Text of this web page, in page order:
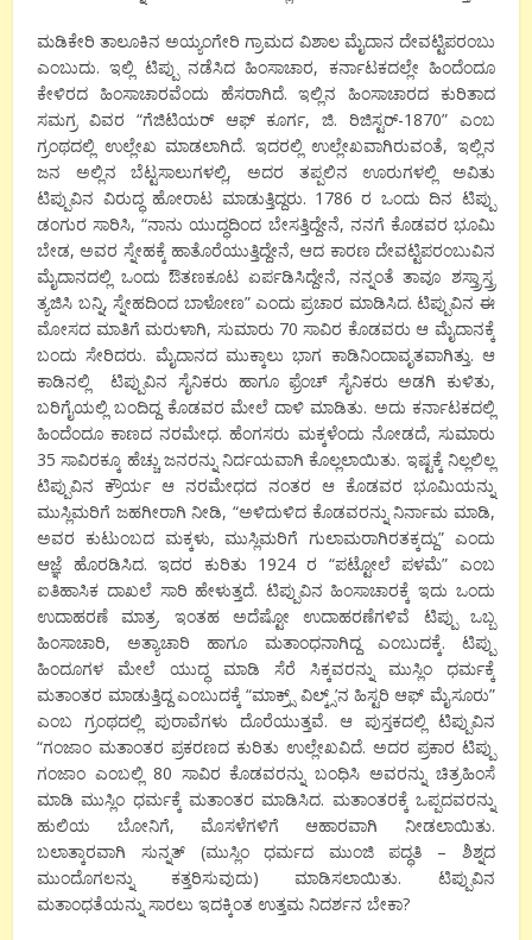
ಮಡಿಕೇರಿ ತಾಲೂಕಿನ ಅಯ್ಯಂಗೇರಿ ಗ್ರಾಮದ ವಿಶಾಲ ಮೈದಾನ ದೇವಟ್ಟಿಪರಂಬು
ಎಂಬುದು. ಇಲ್ಲಿ ಟಿಪ್ಪು ನಡೆಸಿದ ಹಿಂಸಾಚಾರ, ಕರ್ನಾಟಕದಲ್ಲೇ ಹಿಂದೆಂದೂ
ಕೇಳಿರದ ಹಿಂಸಾಚಾರವೆಂದು ಹೆಸರಾಗಿದೆ. ಇಲ್ಲಿನ ಹಿಂಸಾಚಾರದ ಕುರಿತಾದ
ಸಮಗ್ರ ವಿವರ “ಗೆಜಿಟಿಯರ್ ಆಫ್ ಕೂರ್ಗ, ಜಿ. ರಿಜಿಸ್ಟರ್-1870” ಎಂಬ
ಗ್ರಂಥದಲ್ಲಿ ಉಲ್ಲೇಖ ಮಾಡಲಾಗಿದೆ. ಇದರಲ್ಲಿ ಉಲ್ಲೇಖವಾಗಿರುವಂತೆ, ಇಲ್ಲಿನ
ಜನ ಅಲ್ಲಿನ ಬೆಟ್ಟಸಾಲುಗಳಲ್ಲಿ, ಅದರ ತಪ್ಪಲಿನ ಊರುಗಳಲ್ಲಿ ಅವಿತು
ಟಿಪ್ಪುವಿನ ವಿರುದ್ಧ ಹೋರಾಟ ಮಾಡುತ್ತಿದ್ದರು. 1786 ರ ಒಂದು ದಿನ ಟಿಪ್ಪು
ಡಂಗುರ ಸಾರಿಸಿ, “ನಾನು ಯುದ್ಧದಿಂದ ಬೇಸತ್ತಿದ್ದೇನೆ, ನನಗೆ ಕೊಡವರ ಭೂಮಿ
ಬೇಡ, ಅವರ ಸ್ನೇಹಕ್ಕೆ ಹಾತೊರೆಯುತ್ತಿದ್ದೇನೆ, ಆದ ಕಾರಣ ದೇವಟ್ಟಿಪರಂಬುವಿನ
ಮೈದಾನದಲ್ಲಿ ಒಂದು ಔತಣಕೂಟ ಏರ್ಪಡಿಸಿದ್ದೇನೆ, ನನ್ನಂತೆ ತಾವೂ ಶಸ್ತ್ರಾಸ್ತ್ರ
ತ್ಯಜಿಸಿ ಬನ್ನಿ, ಸ್ನೇಹದಿಂದ ಬಾಳೋಣ” ಎಂದು ಪ್ರಚಾರ ಮಾಡಿಸಿದ. ಟಿಪ್ಪುವಿನ ಈ
ಮೋಸದ ಮಾತಿಗೆ ಮರುಳಾಗಿ, ಸುಮಾರು 70 ಸಾವಿರ ಕೊಡವರು ಆ ಮೈದಾನಕ್ಕೆ
ಬಂದು ಸೇರಿದರು. ಮೈದಾನದ ಮುಕ್ಕಾಲು ಭಾಗ ಕಾಡಿನಿಂದಾವೃತವಾಗಿತ್ತು. ಆ
ಕಾಡಿನಲ್ಲಿ ಟಿಪ್ಪುವಿನ ಸೈನಿಕರು ಹಾಗೂ ಫ್ರೆಂಚ್ ಸೈನಿಕರು ಅಡಗಿ ಕುಳಿತು,
ಬರಿಗೈಯಲ್ಲಿ ಬಂದಿದ್ದ ಕೊಡವರ ಮೇಲೆ ದಾಳಿ ಮಾಡಿತು. ಅದು ಕರ್ನಾಟಕದಲ್ಲಿ
ಹಿಂದೆಂದೂ ಕಾಣದ ನರಮೇಧ. ಹೆಂಗಸರು ಮಕ್ಕಳೆಂದು ನೋಡದೆ, ಸುಮಾರು
35 ಸಾವಿರಕ್ಕೂ ಹೆಚ್ಚು ಜನರನ್ನು ನಿರ್ದಯವಾಗಿ ಕೊಲ್ಲಲಾಯಿತು. ಇಷ್ಟಕ್ಕೆ ನಿಲ್ಲಲಿಲ್ಲ
ಟಿಪ್ಪುವಿನ ಕ್ರೌರ್ಯ ಆ ನರಮೇಧದ ನಂತರ ಆ ಕೊಡವರ ಭೂಮಿಯನ್ನು
ಮುಸ್ಲಿಮರಿಗೆ ಜಹಗೀರಾಗಿ ನೀಡಿ, “ಅಳಿದುಳಿದ ಕೊಡವರನ್ನು ನಿರ್ನಾಮ ಮಾಡಿ,
ಅವರ ಕುಟುಂಬದ ಮಕ್ಕಳು, ಮುಸ್ಲಿಮರಿಗೆ ಗುಲಾಮರಾಗಿರತಕ್ಕದ್ದು” ಎಂದು
ಆಜ್ಞೆ ಹೊರಡಿಸಿದ. ಇದರ ಕುರಿತು 1924 ರ “ಪಟ್ಟೋಲೆ ಪಳಮೆ” ಎಂಬ
ಐತಿಹಾಸಿಕ ದಾಖಲೆ ಸಾರಿ ಹೇಳುತ್ತದೆ. ಟಿಪ್ಪುವಿನ ಹಿಂಸಾಚಾರಕ್ಕೆ ಇದು ಒಂದು
ಉದಾಹರಣೆ ಮಾತ್ರ. ಇಂತಹ ಅದೆಷ್ಟೋ ಉದಾಹರಣೆಗಳಿವೆ ಟಿಪ್ಪು ಒಬ್ಬ
ಹಿಂಸಾಚಾರಿ, ಅತ್ಯಾಚಾರಿ ಹಾಗೂ ಮತಾಂಧನಾಗಿದ್ದ ಎಂಬುದಕ್ಕೆ. ಟಿಪ್ಪು
ಹಿಂದೂಗಳ ಮೇಲೆ ಯುದ್ಧ ಮಾಡಿ ಸೆರೆ ಸಿಕ್ಕವರನ್ನು ಮುಸ್ಲಿಂ ಧರ್ಮಕ್ಕೆ
ಮತಾಂತರ ಮಾಡುತ್ತಿದ್ದ ಎಂಬುದಕ್ಕೆ “ಮಾಕ್ರ್ಸ್ ವಿಲ್ಕ್ಸ್’ನ ಹಿಸ್ಟರಿ ಆಫ್ ಮೈಸೂರು”
ಎಂಬ ಗ್ರಂಥದಲ್ಲಿ ಪುರಾವೆಗಳು ದೊರೆಯುತ್ತವೆ. ಆ ಪುಸ್ತಕದಲ್ಲಿ ಟಿಪ್ಪುವಿನ
“ಗಂಜಾಂ ಮತಾಂತರ ಪ್ರಕರಣದ ಕುರಿತು ಉಲ್ಲೇಖವಿದೆ. ಅದರ ಪ್ರಕಾರ ಟಿಪ್ಪು
ಗಂಜಾಂ ಎಂಬಲ್ಲಿ 80 ಸಾವಿರ ಕೊಡವರನ್ನು ಬಂಧಿಸಿ ಅವರನ್ನು ಚಿತ್ರಹಿಂಸೆ
ಮಾಡಿ ಮುಸ್ಲಿಂ ಧರ್ಮಕ್ಕೆ ಮತಾಂತರ ಮಾಡಿಸಿದ. ಮತಾಂತರಕ್ಕೆ ಒಪ್ಪದವರನ್ನು
ಹುಲಿಯ ಬೋನಿಗೆ, ಮೊಸಳೆಗಳಿಗೆ ಆಹಾರವಾಗಿ ನೀಡಲಾಯಿತು.
ಬಲಾತ್ಕಾರವಾಗಿ ಸುನ್ನತ್ (ಮುಸ್ಲಿಂ ಧರ್ಮದ ಮುಂಜಿ ಪದ್ಧತಿ – ಶಿಶ್ನದ
ಮುಂದೊಗಲನ್ನು ಕತ್ತರಿಸುವುದು) ಮಾಡಿಸಲಾಯಿತು. ಟಿಪ್ಪುವಿನ
ಮತಾಂಧತೆಯನ್ನು ಸಾರಲು ಇದಕ್ಕಿಂತ ಉತ್ತಮ ನಿದರ್ಶನ ಬೇಕಾ?